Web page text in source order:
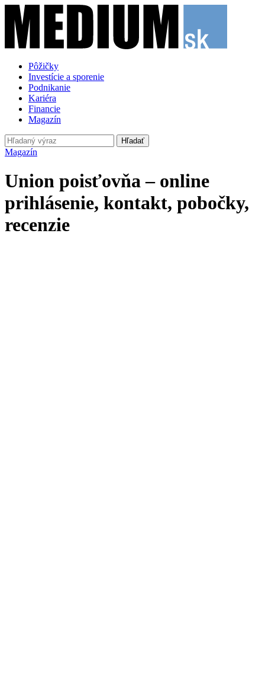
Pôžičky
Investície a sporenie
Podnikanie
Kariéra
Financie
Magazín
Hľadať
Magazín
Union poisťovňa – online
prihlásenie, kontakt, pobočky,
recenzie